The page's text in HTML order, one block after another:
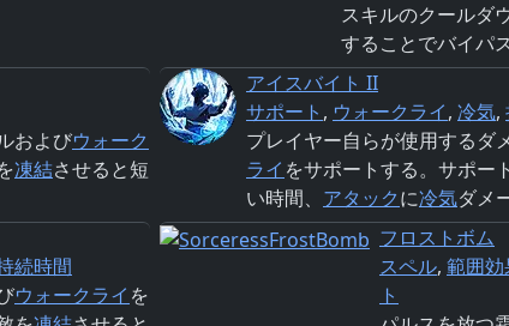
スキルのクールダ
することでバイパ
およびウォーク
凍結させると短
アイスバイト II
サポート , ウォークライ, 冷気,
プレイヤー自らが使用するダ
ライ をサポートする。サポー
い時間、 アタックに冷気ダメ
続時間
ウォークライ を
フロストボム
スペル, 範囲効
ト